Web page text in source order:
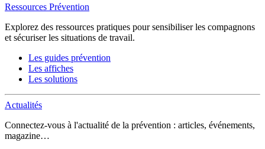
Ressources Prévention
Explorez des ressources pratiques pour sensibiliser les compagnons
et sécuriser les situations de travail.
Les guides prévention
Les affiches
Les solutions
Actualités
Connectez-vous à l'actualité de la prévention : articles, événements,
magazine…